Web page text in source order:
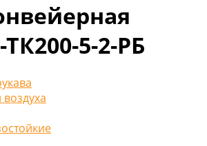
5-2-РБ